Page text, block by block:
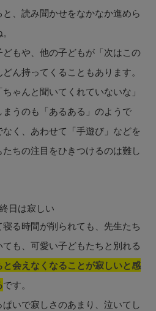
、読み聞かせをなかなか進めら
もや、他の子どもが「次はこの
ん持ってくることもあります。
ゃんと聞いてくれていないな」
うのも「あるある」のようで
く、あわせて「手遊び」などを
ちの注目をひきつけるのは難し
日は寂しい
る時間が削られても、先生たち
も、可愛い子どもたちと別れる
会えなくなることが寂しいと感
です。
いで寂しさのあまり、泣いてし